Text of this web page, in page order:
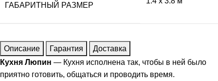
ГАБАРИТНЫЙ РАЗМЕР
Описание Гарантия
Доставка
Кухня Люпин — Кухня исполнена так, чтобы в ней было
приятно готовить, общаться и проводить время.